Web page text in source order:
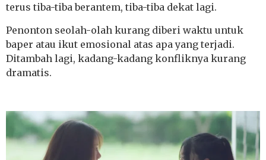
terus tiba-tiba berantem, tiba-tiba dekat lagi.
Penonton seolah-olah kurang diberi waktu untuk
baper atau ikut emosional atas apa yang terjadi.
Ditambah lagi, kadang-kadang konfliknya kurang
dramatis.